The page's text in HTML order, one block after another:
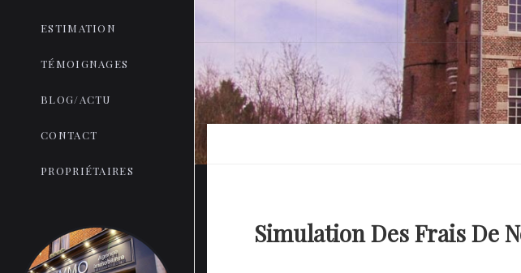
ESTIMATION
TÉMOIGNAGES
BLOG/ACTU
CONTACT
PROPRIÉTAIRES
Simulation Des Frais De